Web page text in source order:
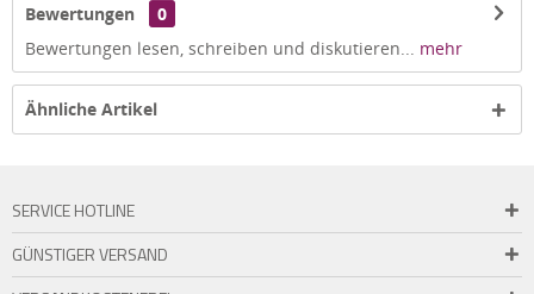
Bewertungen
0
Bewertungen lesen, schreiben und diskutieren... mehr
Ähnliche Artikel
SERVICE HOTLINE
GÜNSTIGER VERSAND